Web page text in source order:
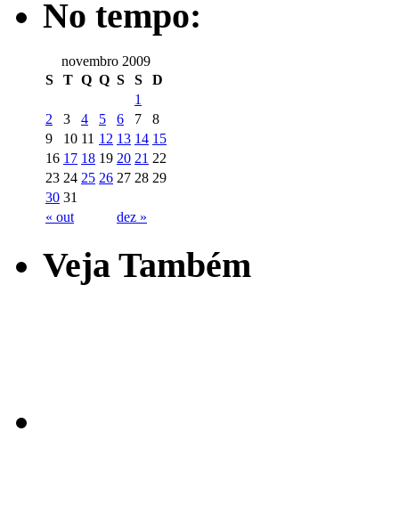
No tempo:
novembro 2009
S
T Q Q S S D
« out dez »
1
2
3 4 5 6 7
8
9
10 11 12 13 14 15
16 17 18 19 20 21 22
23 24 25 26 27 28 29
30 31
Veja Também